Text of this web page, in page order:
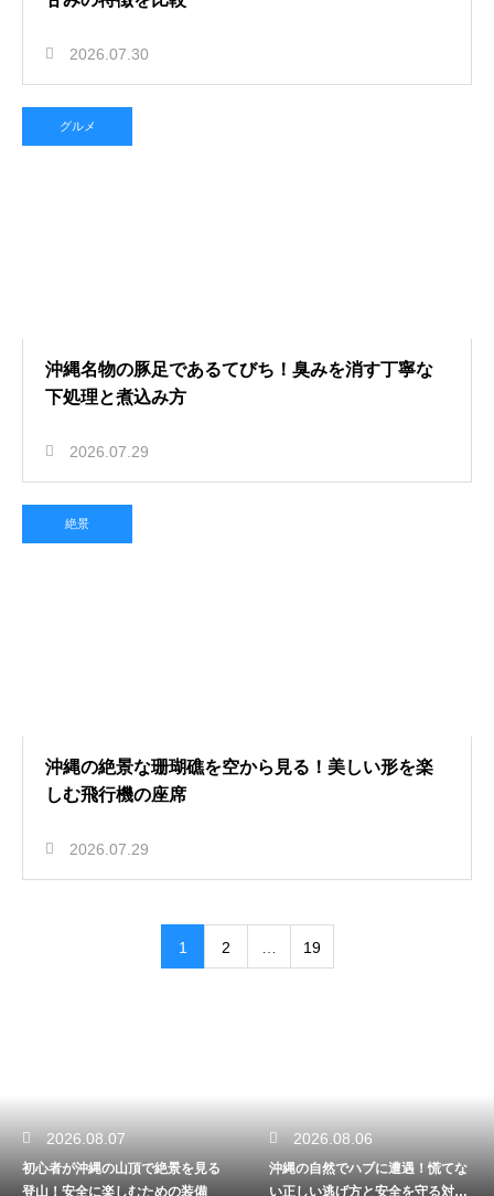
2026.07.30
グルメ
沖縄名物の豚足であるてびち！臭みを消す丁寧な
下処理と煮込み方
2026.07.29
絶景
沖縄の絶景な珊瑚礁を空から見る！美しい形を楽
しむ飛行機の座席
2026.07.29
1 2 19
2026.08.07
初心者が沖縄の山頂で絶景を見る
登山！安全に楽しむための装備
2026.08.06
沖縄の自然でハブに遭遇！慌てな
い正しい逃げ方と安全を守る対処